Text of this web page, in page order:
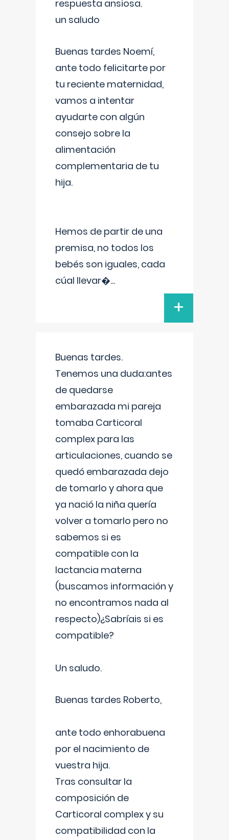
respuesta ansiosa.
un saludo
Buenas tardes Noemí,
ante todo felicitarte por
tu reciente maternidad,
vamos a intentar
ayudarte con algún
consejo sobre la
alimentación
complementaria de tu
hija.
Hemos de partir de una
premisa, no todos los
bebés son iguales, cada
cúal llevar�...
+
Buenas tardes.
Tenemos una duda:antes
de quedarse
embarazada mi pareja
tomaba Carticoral
complex para las
articulaciones, cuando se
quedó embarazada dejo
de tomarlo y ahora que
ya nació la niña quería
volver a tomarlo pero no
sabemos si es
compatible con la
lactancia materna
(buscamos información y
no encontramos nada al
respecto)¿Sabríais si es
compatible?
Un saludo.
Buenas tardes Roberto,
ante todo enhorabuena
por el nacimiento de
vuestra hija.
Tras consultar la
composición de
Carticoral complex y su
compatibilidad con la